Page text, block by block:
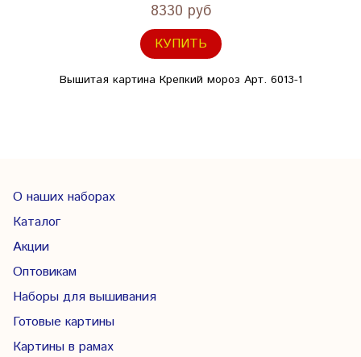
8330 руб
КУПИТЬ
Вышитая картина Крепкий мороз Арт. 6013-1
О наших наборах
Каталог
Акции
Оптовикам
Наборы для вышивания
Готовые картины
Картины в рамах